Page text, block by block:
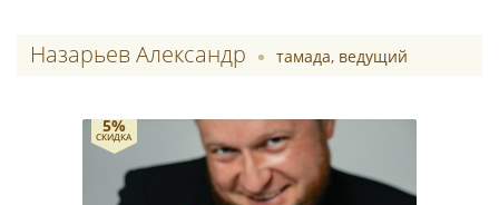
Назарьев Александр тамада, ведущий
5%
СКИДКА